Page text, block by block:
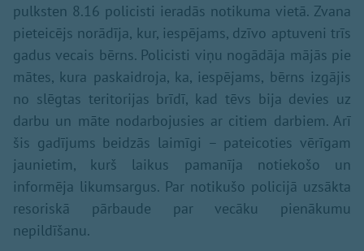
pulksten 8.16 policisti ieradās notikuma vietā. Zvana
pieteicējs norādīja, kur, iespējams, dzīvo aptuveni trīs
gadus vecais bērns. Policisti viņu nogādāja mājās pie
mātes, kura paskaidroja, ka, iespējams, bērns izgājis
no slēgtas teritorijas brīdī, kad tēvs bija devies uz
darbu un māte nodarbojusies ar citiem darbiem. Arī
šis gadījums beidzās laimīgi – pateicoties vērīgam
jaunietim, kurš laikus pamanīja notiekošo un
informēja likumsargus. Par notikušo policijā uzsākta
resoriskā pārbaude par vecāku pienākumu
nepildīšanu.